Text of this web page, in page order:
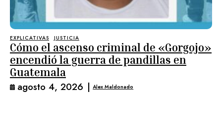
EXPLICATIVAS JUSTICIA
Cómo el ascenso criminal de «Gorgojo»
encendió la guerra de pandillas en
Guatemala
agosto 4, 2026 | Alex Maldonado